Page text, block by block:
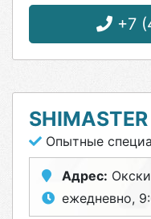
+7
SHIMASTER
Опытные
Адрес:
ежедневно,